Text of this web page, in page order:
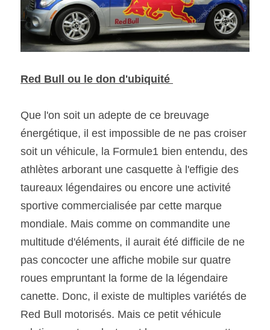
Red Bull ou le don d'ubiquité
Que l'on soit un adepte de ce breuvage
énergétique, il est impossible de ne pas croiser
soit un véhicule, la Formule1 bien entendu, des
athlètes arborant une casquette à l'effigie des
taureaux légendaires ou encore une activité
sportive commercialisée par cette marque
mondiale. Mais comme on commandite une
multitude d'éléments, il aurait été difficile de ne
pas concocter une affiche mobile sur quatre
roues empruntant la forme de la légendaire
canette. Donc, il existe de multiples variétés de
Red Bull motorisés. Mais ce petit véhicule